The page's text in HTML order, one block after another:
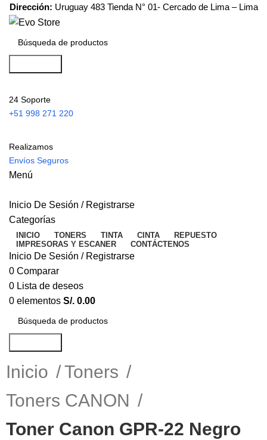
Dirección: Uruguay 483 Tienda N° 01- Cercado de Lima – Lima
24 Soporte
+51 998 271 220
Realizamos
Envíos Seguros
Menú
Inicio De Sesión / Registrarse
Categorías
INICIO TONERS TINTA CINTA
REPUESTO
IMPRESORAS Y ESCANER
CONTÁCTENOS
Inicio De Sesión / Registrarse
0 Comparar
0 Lista de deseos
0 elementos S/. 0.00
Inicio
Toners
Toners CANON
Toner Canon GPR-22 Negro